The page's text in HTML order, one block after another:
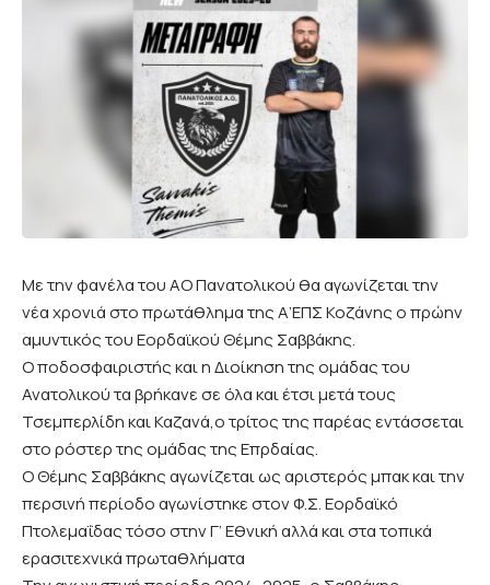
Με την φανέλα του ΑΟ Πανατολικού θα αγωνίζεται την
νέα χρονιά στο πρωτάθλημα της Α’ΕΠΣ Κοζάνης ο πρώην
αμυντικός του Εορδαϊκού Θέμης Σαββάκης.
Ο ποδοσφαιριστής και η Διοίκηση της ομάδας του
Ανατολικού τα βρήκανε σε όλα και έτσι μετά τους
Τσεμπερλίδη και Καζανά,ο τρίτος της παρέας εντάσσεται
στο ρόστερ της ομάδας της Επρδαίας.
Ο Θέμης Σαββάκης αγωνίζεται ως αριστερός μπακ και την
περσινή περίοδο αγωνίστηκε στον Φ.Σ. Εορδαϊκό
Πτολεμαΐδας τόσο στην Γ’ Εθνική αλλά και στα τοπικά
ερασιτεχνικά πρωταθλήματα